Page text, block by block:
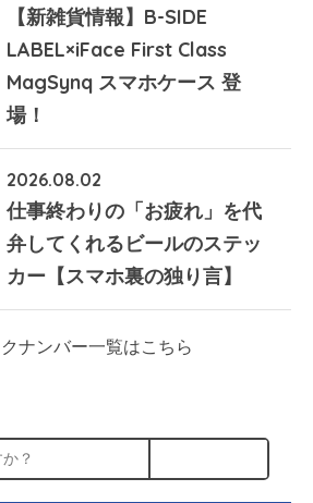
【新雑貨情報】B-SIDE
LABEL×iFace First Class
MagSynq スマホケース 登
場！
2026.08.02
仕事終わりの「お疲れ」を代
弁してくれるビールのステッ
カー【スマホ裏の独り言】
ナンバー一覧はこちら